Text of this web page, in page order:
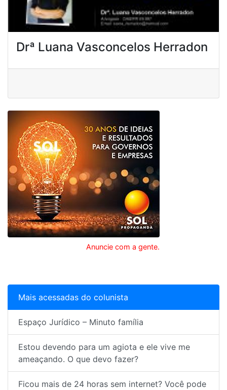
Drª Luana Vasconcelos Herradon
Anuncie com a gente.
Mais acessadas do colunista
Espaço Jurídico – Minuto família
Estou devendo para um agiota e ele vive me
ameaçando. O que devo fazer?
Ficou mais de 24 horas sem internet? Você pode